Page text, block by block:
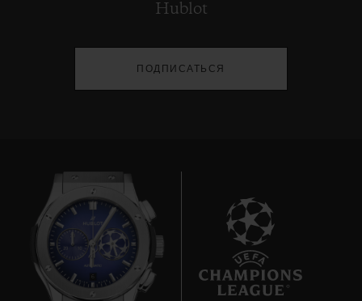
Hublot
ПОДПИСАТЬСЯ